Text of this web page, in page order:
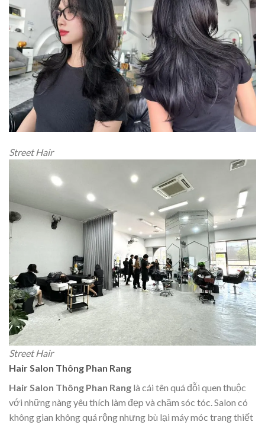
Street Hair
Street Hair
Hair Salon Thông Phan Rang
Hair Salon Thông Phan Rang là cái tên quá đỗi quen thuộc
với những nàng yêu thích làm đẹp và chăm sóc tóc. Salon có
không gian không quá rộng nhưng bù lại máy móc trang thiết